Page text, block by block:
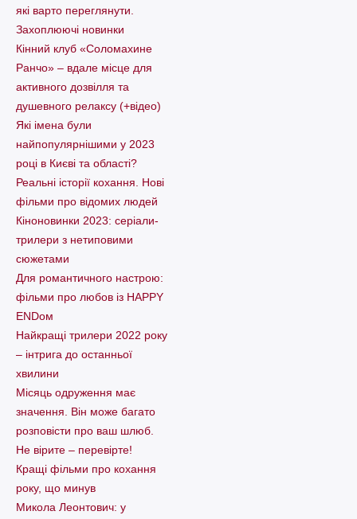
які варто пеpеглянути.
Захоплюючі новинки
Кінний клуб «Соломахине
Ранчо» – вдале місце для
активного дозвілля та
душевного релаксу (+відео)
Які імена були
найпопулярнішими у 2023
році в Києві та області?
Реальні історії кохання. Нові
фільми про відомих людей
Кіноновинки 2023: серіали-
трилери з нетиповими
сюжетами
Для романтичного настрою:
фільми про любов із HAPPY
ENDом
Найкращі трилери 2022 року
– інтрига до останньої
хвилини
Місяць одруження має
значення. Він може багато
розповісти про ваш шлюб.
Не вірите – перевірте!
Кращі фільми про кохання
року, що минув
Микола Леонтович: у